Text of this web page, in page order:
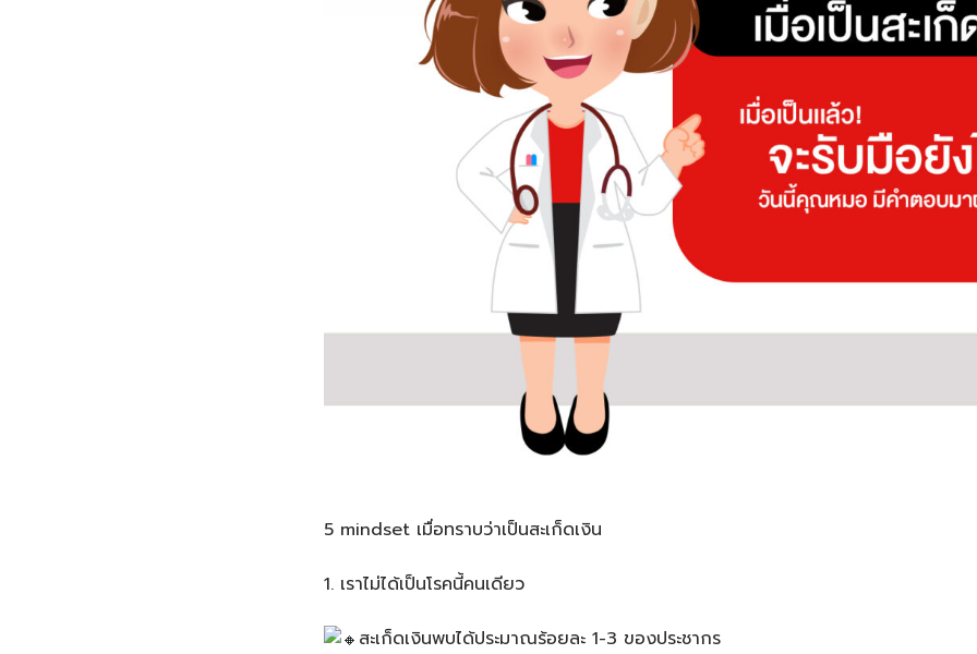
5 mindset เมื่อทราบว่าเป็นสะเก็ดเงิน
1️. เราไม่ได้เป็นโรคนี้คนเดียว
สะเก็ดเงินพบได้ประมาณร้อยละ 1-3 ของประชากร